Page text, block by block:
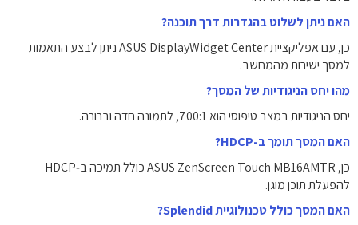
האם ניתן לשלוט בהגדרות דרך תוכנה?
כן, עם אפליקציית ASUS DisplayWidget Center ניתן לבצע התאמות
למסך ישירות מהמחשב.
מהו יחס הניגודיות של המסך?
יחס הניגודיות במצב טיפוסי הוא ‎700:1‎, לתמונה חדה וברורה.
האם המסך תומך ב-HDCP?
כן, ASUS ZenScreen Touch MB16AMTR כולל תמיכה ב‑HDCP
להפעלת תוכן מוגן.
האם המסך כולל טכנולוגיית Splendid?